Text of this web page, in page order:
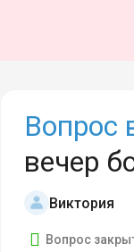
Вопрос
вечер
Виктория
Вопрос